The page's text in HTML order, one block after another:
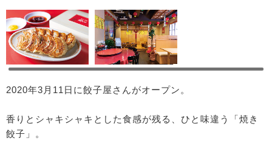
2020年3月11日に餃子屋さんがオープン。
香りとシャキシャキとした食感が残る、ひと味違う「焼き
餃子」。